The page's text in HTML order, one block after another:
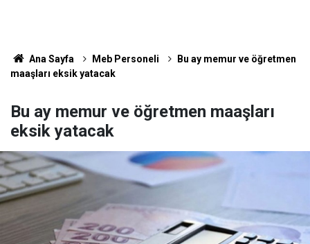
Ana Sayfa Meb Personeli
Bu ay memur ve öğretmen
maaşları eksik yatacak
Bu ay memur ve öğretmen maaşları
eksik yatacak